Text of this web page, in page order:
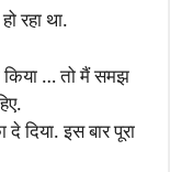
रहा था.
किया … तो मैं समझ
दिया. इस बार पूरा